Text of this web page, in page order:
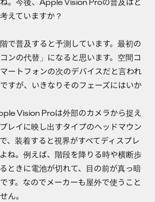
えていますか？
で普及すると予測しています。最初の
ンの代替」になると思います。空間コ
ートフォンの次のデバイスだと言われ
すが、いきなりそのフェーズにはいか
Vision Proは外部のカメラから捉え
レイに映し出すタイプのヘッドマウン
、装着すると視界がすべてディスプレ
ね。例えば、階段を降りる時や横断歩
ときに電池が切れて、目の前が真っ暗
す。なのでメーカーも屋外で使うこと
ん。